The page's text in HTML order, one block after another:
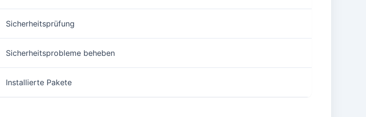
Sicherheitsprüfung
Sicherheitsprobleme beheben
Installierte Pakete